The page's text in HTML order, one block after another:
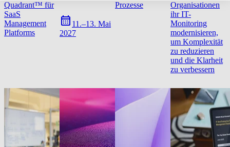
Quadrant™ für
SaaS
Management
Platforms
11.–13. Mai
2027
Prozesse
Organisationen
ihr IT-
Monitoring
modernisieren,
um Komplexität
zu reduzieren
und die Klarheit
zu verbessern